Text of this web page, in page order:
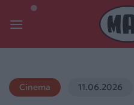
Cinema 11.06.2026